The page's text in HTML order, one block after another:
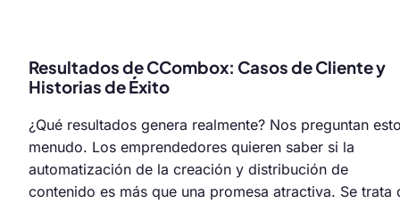
Resultados de CCombox: Casos de Cliente y
Historias de Éxito
¿Qué resultados genera realmente? Nos preguntan
menudo. Los emprendedores quieren saber si la
automatización de la creación y distribución de
contenido es más que una promesa atractiva. Se trata